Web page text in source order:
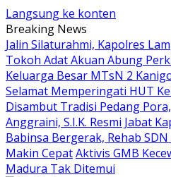
Langsung ke konten
Breaking News
Jalin Silaturahmi, Kapolres
Tokoh Adat Akuan Abung
Keluarga Besar MTsN 2
Selamat Memperingati HUT
Disambut Tradisi Pedang
Anggraini, S.I.K. Resmi Jabat
Babinsa Bergerak, Rehab
Makin CepatAktivis GMB
Madura Tak Ditemui